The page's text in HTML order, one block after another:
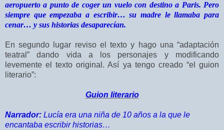
aeropuerto a punto de coger un vuelo con destino a Paris. Pero
siempre que empezaba a escribir… su madre le llamaba para
cenar… y sus historias desaparecían.
En segundo lugar reviso el texto y hago una “adaptación
teatral” dando vida a los personajes y modificando
levemente el texto original. Así ya tengo creado “el guion
literario”:
Guion literario
Narrador: Lucía era una niña de 10 años a la que le
encantaba escribir historias…